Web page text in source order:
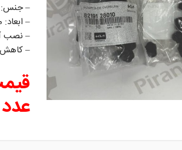
– جنس:
–
– نصب
– کاهش